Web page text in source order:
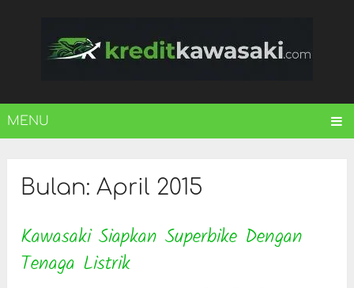
MENU
Bulan:April 2015
Kawasaki Siapkan Superbike Dengan
Tenaga Listrik